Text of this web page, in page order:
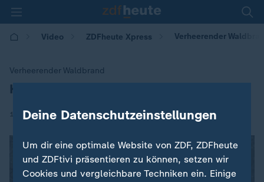
Video ZDFheute Xpress Verheerender
Verheerender Waldbrand
:Kalifornien: Mehr als 40 Tote
13.11.2018 | 07:21
Deine Datenschutzeinstellungen
Um dir eine optimale Website von ZDF, ZDFheute
und ZDFtivi präsentieren zu können, setzen wir
Cookies und vergleichbare Techniken ein. Einige